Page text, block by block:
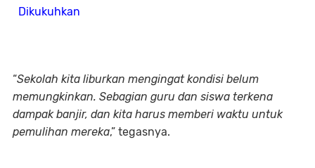
Dikukuhkan
“Sekolah kita liburkan mengingat kondisi belum
memungkinkan. Sebagian guru dan siswa terkena
dampak banjir, dan kita harus memberi waktu untuk
pemulihan mereka,” tegasnya.